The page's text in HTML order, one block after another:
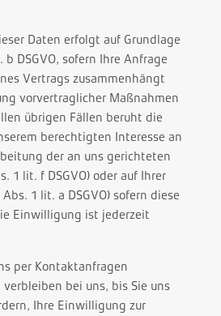
Daten erfolgt auf Grundlage
DSGVO, sofern Ihre Anfrage
Vertrags zusammenhängt
vorvertraglicher Maßnahmen
übrigen Fällen beruht die
berechtigten Interesse an
der an uns gerichteten
1 lit. f DSGVO) oder auf Ihrer
1 lit. a DSGVO) sofern diese
Einwilligung ist jederzeit
per Kontaktanfragen
bei uns, bis Sie uns
Ihre Einwilligung zur